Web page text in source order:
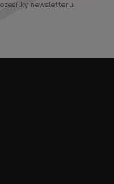
newsletteru.